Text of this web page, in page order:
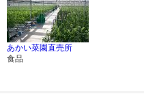
あかい菜園直売所
食品